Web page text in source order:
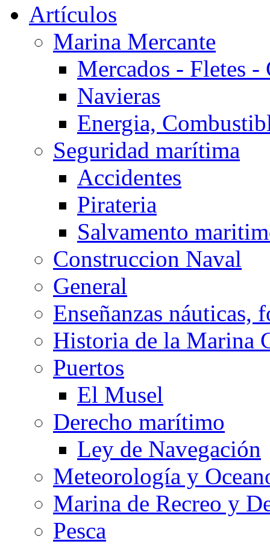
Artículos
Marina Mercante
Mercados - Fletes -
Navieras
Energia,
Seguridad marítima
Accidentes
Pirateria
Salvamento
Construccion Naval
General
Enseñanzas náuticas,
Historia de la Marina
Puertos
El Musel
Derecho marítimo
Ley de Navegación
Meteorología y
Marina de Recreo y
Pesca